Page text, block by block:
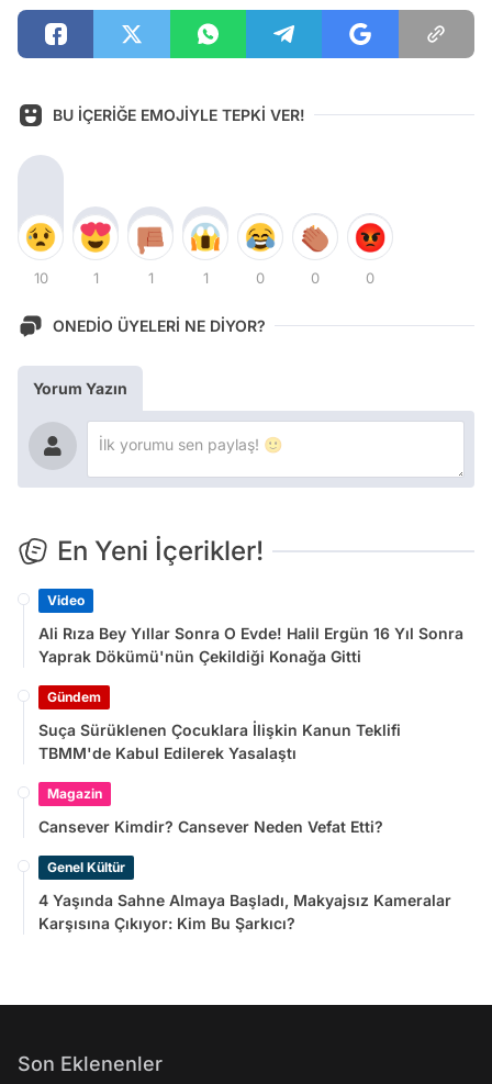
BU İÇERİĞE EMOJİYLE TEPKİ VER!
10 1 1 1 0 0 0
ONEDİO ÜYELERİ NE DİYOR?
Yorum Yazın
En Yeni İçerikler!
Video
Ali Rıza Bey Yıllar Sonra O Evde! Halil Ergün 16 Yıl Sonra
Yaprak Dökümü'nün Çekildiği Konağa Gitti
Gündem
Suça Sürüklenen Çocuklara İlişkin Kanun Teklifi
TBMM'de Kabul Edilerek Yasalaştı
Magazin
Cansever Kimdir? Cansever Neden Vefat Etti?
Genel Kültür
4 Yaşında Sahne Almaya Başladı, Makyajsız Kameralar
Karşısına Çıkıyor: Kim Bu Şarkıcı?
Son Eklenenler